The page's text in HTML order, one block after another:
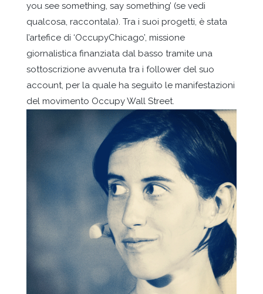
you see something, say something’ (se vedi
qualcosa, raccontala). Tra i suoi progetti, è stata
l’artefice di ‘OccupyChicago’, missione
giornalistica finanziata dal basso tramite una
sottoscrizione avvenuta tra i follower del suo
account, per la quale ha seguito le manifestazioni
del movimento Occupy Wall Street.